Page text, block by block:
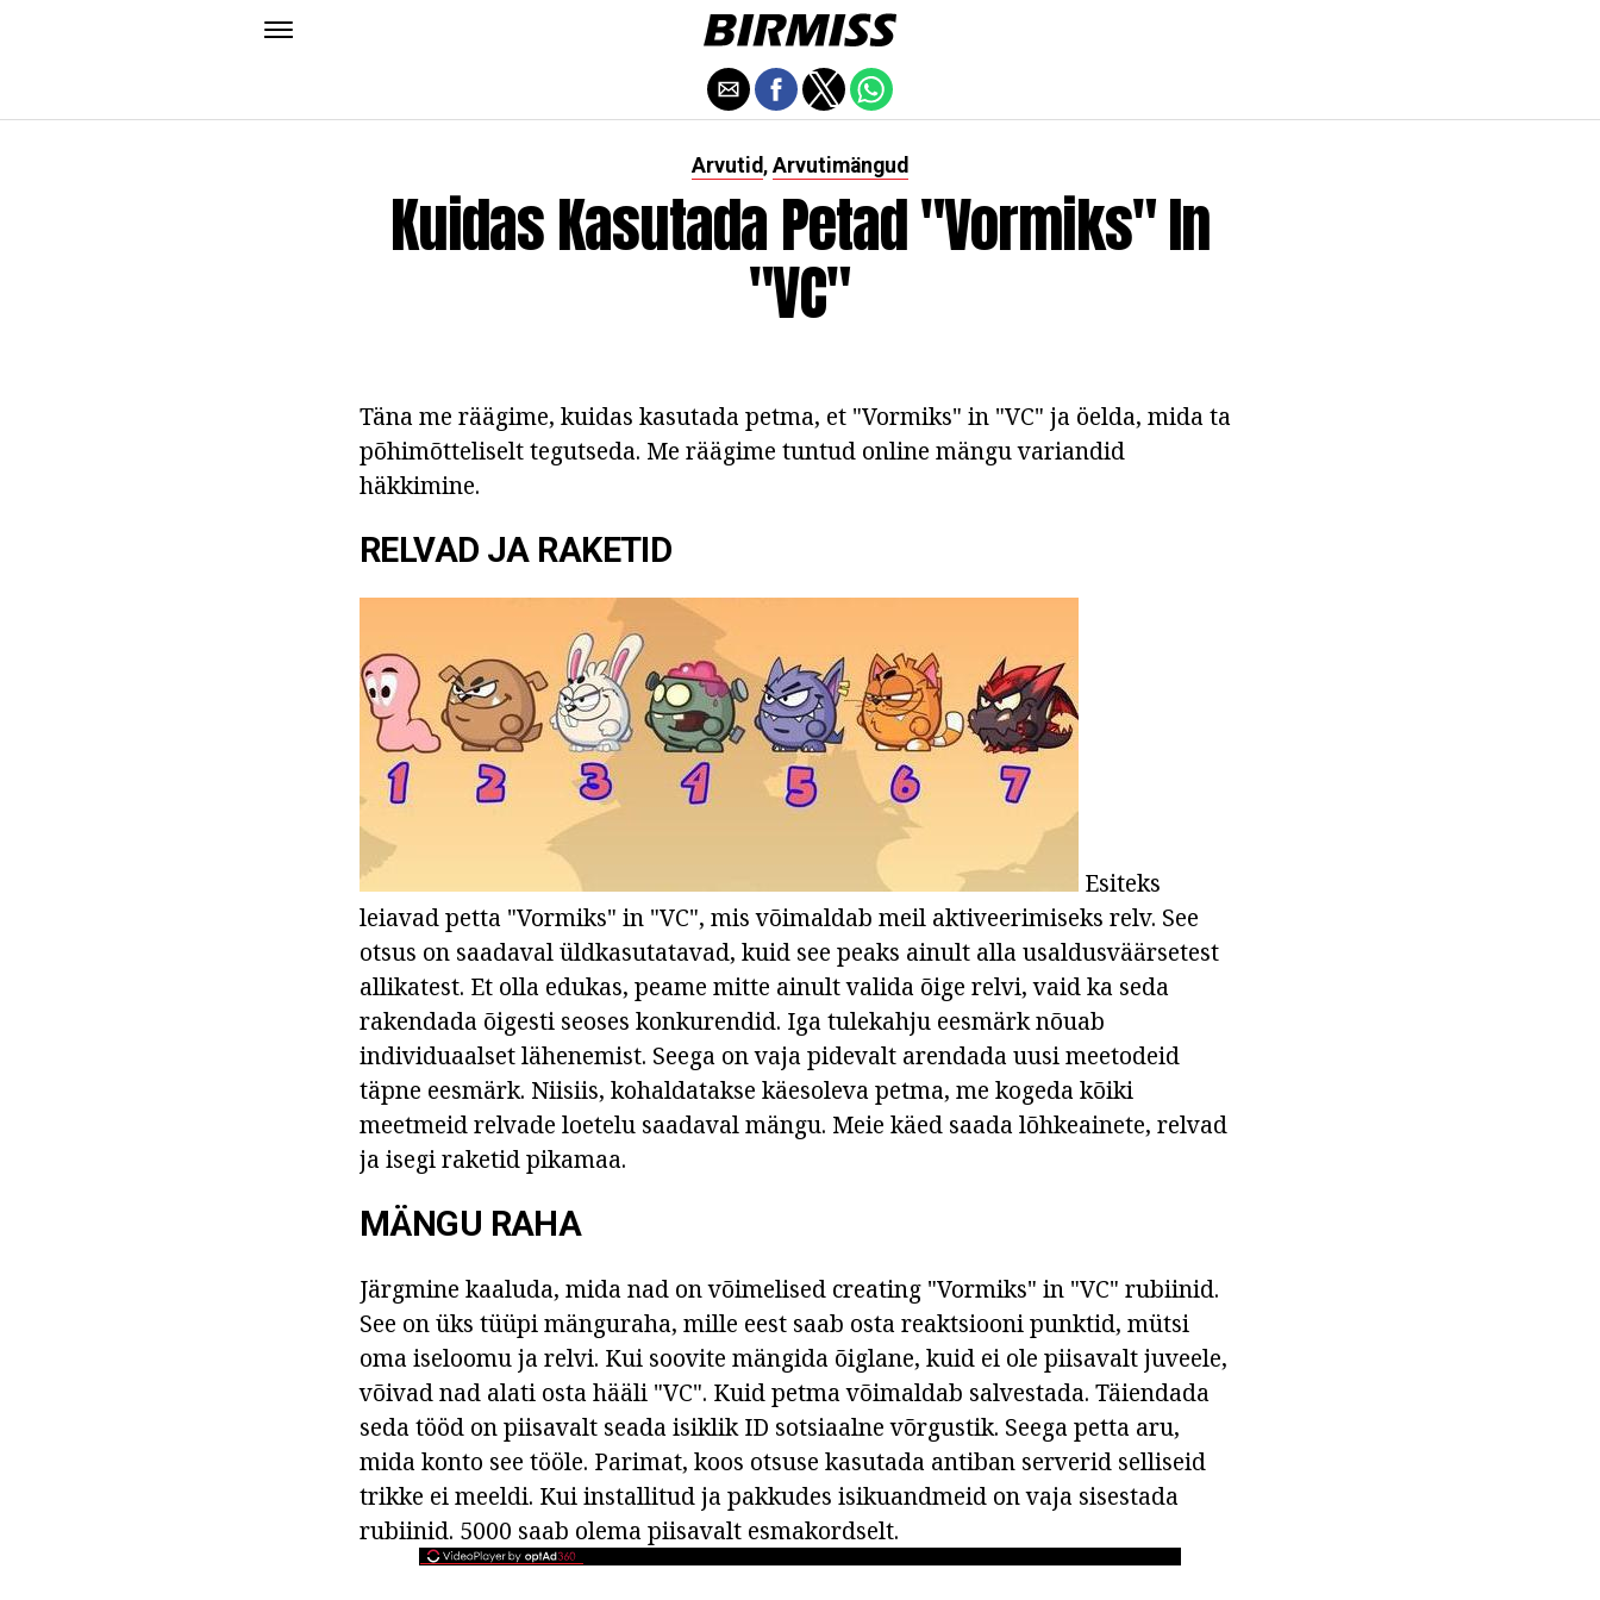
Arvutid, Arvutimängud
Kuidas Kasutada Petad "Vormiks" In
"VC"
Täna me räägime, kuidas kasutada petma, et "Vormiks" in "VC" ja öelda, mida ta
põhimõtteliselt tegutseda. Me räägime tuntud online mängu variandid
häkkimine.
RELVAD JA RAKETID
Esiteks
leiavad petta "Vormiks" in "VC", mis võimaldab meil aktiveerimiseks relv. See
otsus on saadaval üldkasutatavad, kuid see peaks ainult alla usaldusväärsetest
allikatest. Et olla edukas, peame mitte ainult valida õige relvi, vaid ka seda
rakendada õigesti seoses konkurendid. Iga tulekahju eesmärk nõuab
individuaalset lähenemist. Seega on vaja pidevalt arendada uusi meetodeid
täpne eesmärk. Niisiis, kohaldatakse käesoleva petma, me kogeda kõiki
meetmeid relvade loetelu saadaval mängu. Meie käed saada lõhkeainete, relvad
ja isegi raketid pikamaa.
MÄNGU RAHA
Järgmine kaaluda, mida nad on võimelised creating "Vormiks" in "VC" rubiinid.
See on üks tüüpi mänguraha, mille eest saab osta reaktsiooni punktid, mütsi
oma iseloomu ja relvi. Kui soovite mängida õiglane, kuid ei ole piisavalt juveele,
võivad nad alati osta hääli "VC". Kuid petma võimaldab salvestada. Täiendada
seda tööd on piisavalt seada isiklik ID sotsiaalne võrgustik. Seega petta aru,
mida konto see tööle. Parimat, koos otsuse kasutada antiban serverid selliseid
trikke ei meeldi. Kui installitud ja pakkudes isikuandmeid on vaja sisestada
rubiinid. 5000 saab olema piisavalt esmakordselt.